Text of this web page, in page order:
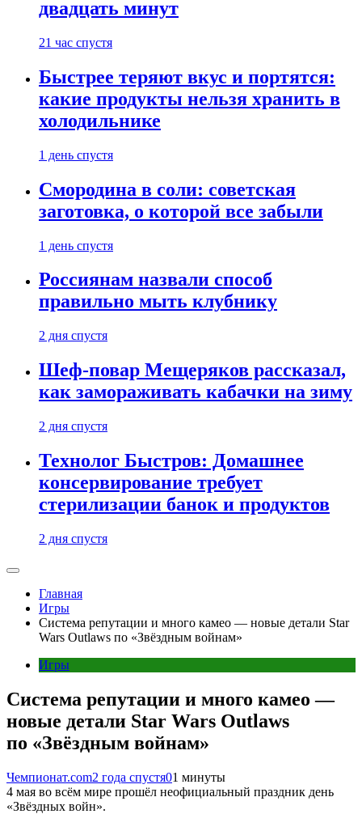
двадцать минут
21 час спустя
Быстрее теряют вкус и портятся:
какие продукты нельзя хранить в
холодильнике
1 день спустя
Смородина в соли: советская
заготовка, о которой все забыли
1 день спустя
Россиянам назвали способ
правильно мыть клубнику
2 дня спустя
Шеф-повар Мещеряков рассказал,
как замораживать кабачки на зиму
2 дня спустя
Технолог Быстров: Домашнее
консервирование требует
стерилизации банок и продуктов
2 дня спустя
Главная
Игры
Система репутации и много камео — новые детали Star
Wars Outlaws по «Звёздным войнам»
Игры
Система репутации и много камео —
новые детали Star Wars Outlaws
по «Звёздным войнам»
Чемпионат.com2 года спустя01 минуты
4 мая во всём мире прошёл неофициальный праздник день
«Звёздных войн».